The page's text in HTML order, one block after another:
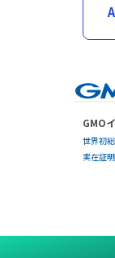
GMO
世界初
実在証